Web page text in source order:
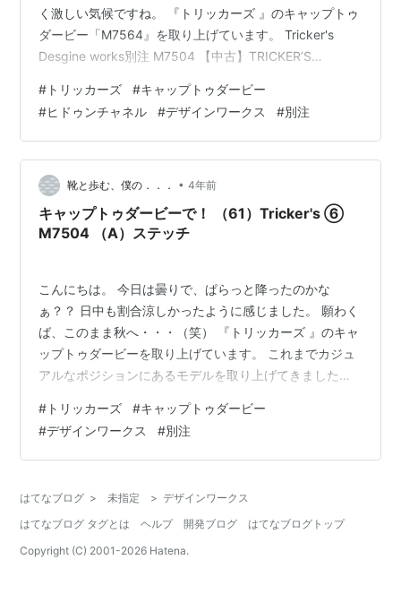
く激しい気候ですね。 『トリッカーズ 』のキャップトゥ
ダービー「M7564』を取り上げています。 Tricker's
Desgine works別注 M7504 【中古】TRICKER’S
サイズ：7 1／2 【050822】（トリッカーズ） 楽天で購
入 ユーズドで、サイズは７h -５です。 これまでカント
リー寄りの靴が多かったですが、 今回はドレス寄りか
と！！？ 羽根 5ホールです。 レースホールに鳩目は見え
ませんね。 ドレ…
# トリッカーズ #キャップトゥダービー
#ヒドゥンチャネル #デザインワークス #別注
靴と歩む、僕の．．． • 4年前
キャップトゥダービーで！ （61）Tricker's ⑥
M7504 （A）ステッチ
こんにちは。 今日は曇りで、ぱらっと降ったのかな
ぁ？？ 日中も割合涼しかったように感じました。 願わく
ば、このまま秋へ・・・（笑） 『トリッカーズ 』のキャ
ップトゥダービーを取り上げています。 これまでカジュ
アルなポジションにあるモデルを取り上げてきました
Desgine works別注 M7504 【中古】TRICKER’S
×DESIGNWORKS ストレートチップシューズ ブラウン
サイズ：7 1／2 【050822】（トリッカーズ） 楽天で購
見てみると、 『DESIGNE…
# トリッカーズ #キャップトゥダービー
#デザインワークス #別注
はてなブログ > 未指定 > デザインワークス
はてなブログ タグとは
ヘルプ 開発ブログ
はてなブログトップ
Copyright (C) 2001-2026 Hatena.